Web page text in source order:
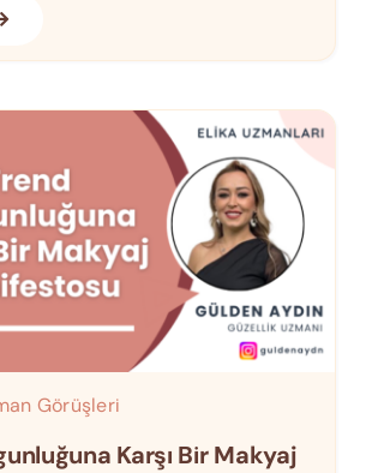
Görüşleri
Karşı Bir Makyaj